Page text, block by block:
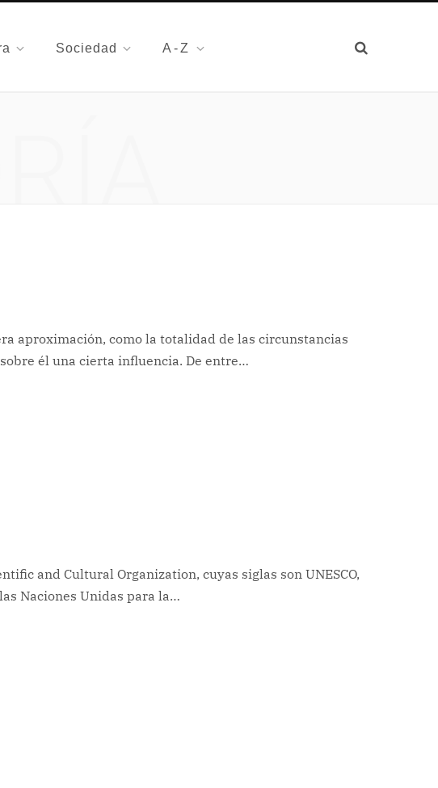
Sociedad A-Z
aproximación, como la totalidad de las circunstancias
él una cierta influencia. De entre…
and Cultural Organization, cuyas siglas son UNESCO,
Naciones Unidas para la…